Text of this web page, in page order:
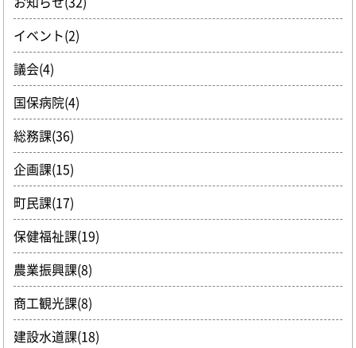
イベント(2)
議会(4)
国保病院(4)
総務課(36)
企画課(15)
町民課(17)
保健福祉課(19)
農業振興課(8)
商工観光課(8)
建設水道課(18)